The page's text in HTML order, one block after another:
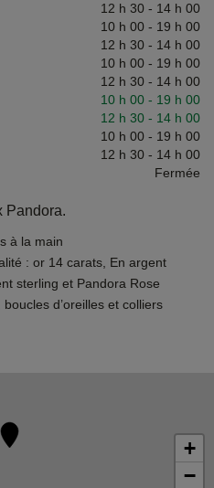
12 h 30 - 14 h 00
10 h 00 - 19 h 00
12 h 30 - 14 h 00
10 h 00 - 19 h 00
12 h 30 - 14 h 00
10 h 00 - 19 h 00
12 h 30 - 14 h 00
10 h 00 - 19 h 00
12 h 30 - 14 h 00
Fermée
Pandora.
à la main
: or 14 carats, En argent
sterling et Pandora Rose
d’oreilles et colliers
+
−